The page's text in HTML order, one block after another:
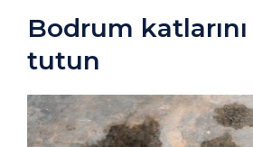
Bodrum
tutun